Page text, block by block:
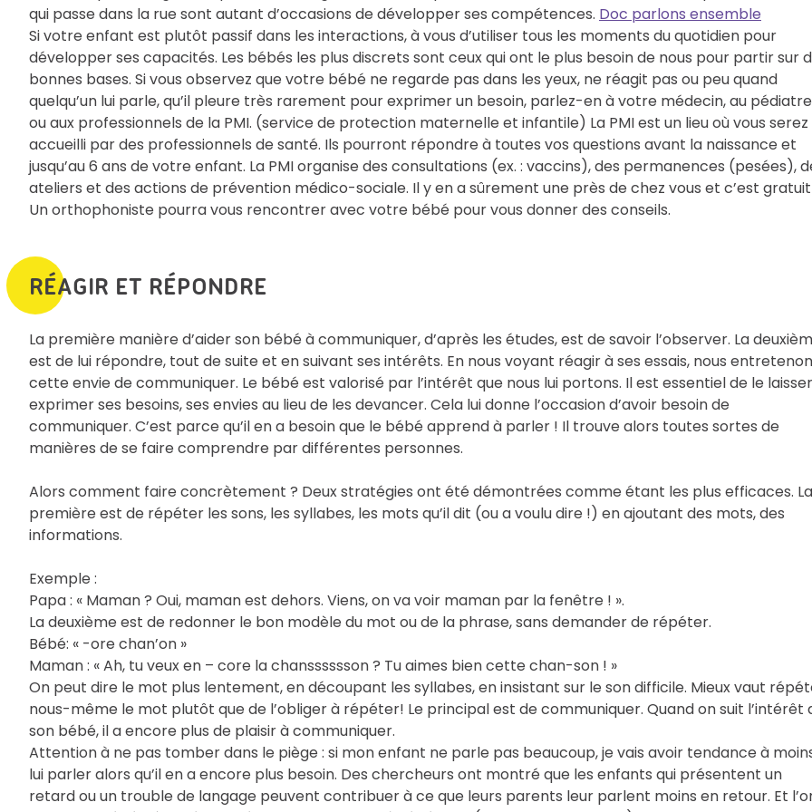
qui passe dans la rue sont autant d’occasions de développer ses compétences. Doc parlons ensemble
Si votre enfant est plutôt passif dans les interactions, à vous d’utiliser tous les moments du quotidien pour
développer ses capacités. Les bébés les plus discrets sont ceux qui ont le plus besoin de nous pour partir sur
bonnes bases. Si vous observez que votre bébé ne regarde pas dans les yeux, ne réagit pas ou peu quand
quelqu’un lui parle, qu’il pleure très rarement pour exprimer un besoin, parlez-en à votre médecin, au pédiatre
ou aux professionnels de la PMI. (service de protection maternelle et infantile) La PMI est un lieu où vous serez
accueilli par des professionnels de santé. Ils pourront répondre à toutes vos questions avant la naissance et
jusqu’au 6 ans de votre enfant. La PMI organise des consultations (ex. : vaccins), des permanences (pesées),
ateliers et des actions de prévention médico-sociale. Il y en a sûrement une près de chez vous et c’est
Un orthophoniste pourra vous rencontrer avec votre bébé pour vous donner des conseils.
RÉAGIR ET RÉPONDRE
La première manière d’aider son bébé à communiquer, d’après les études, est de savoir l’observer. La
est de lui répondre, tout de suite et en suivant ses intérêts. En nous voyant réagir à ses essais, nous
cette envie de communiquer. Le bébé est valorisé par l’intérêt que nous lui portons. Il est essentiel de le laisser
exprimer ses besoins, ses envies au lieu de les devancer. Cela lui donne l’occasion d’avoir besoin de
communiquer. C’est parce qu’il en a besoin que le bébé apprend à parler ! Il trouve alors toutes sortes de
manières de se faire comprendre par différentes personnes.
Alors comment faire concrètement ? Deux stratégies ont été démontrées comme étant les plus efficaces. La
première est de répéter les sons, les syllabes, les mots qu’il dit (ou a voulu dire !) en ajoutant des mots, des
informations.
Exemple :
Papa : « Maman ? Oui, maman est dehors. Viens, on va voir maman par la fenêtre ! ».
La deuxième est de redonner le bon modèle du mot ou de la phrase, sans demander de répéter.
Bébé: « -ore chan’on »
Maman : « Ah, tu veux en – core la chansssssson ? Tu aimes bien cette chan-son ! »
On peut dire le mot plus lentement, en découpant les syllabes, en insistant sur le son difficile. Mieux vaut
nous-même le mot plutôt que de l’obliger à répéter! Le principal est de communiquer. Quand on suit l’intérêt
son bébé, il a encore plus de plaisir à communiquer.
Attention à ne pas tomber dans le piège : si mon enfant ne parle pas beaucoup, je vais avoir tendance à
lui parler alors qu’il en a encore plus besoin. Des chercheurs ont montré que les enfants qui présentent un
retard ou un trouble de langage peuvent contribuer à ce que leurs parents leur parlent moins en retour. Et